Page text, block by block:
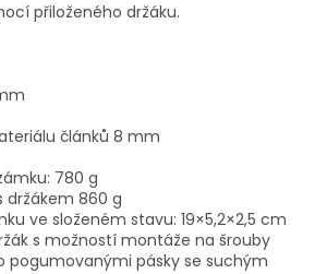
přiloženého držáku.
článků 8 mm
780 g
860 g
ve složeném stavu: 19×5,2×2,5 cm
s možností montáže na šrouby
pogumovanými pásky se suchým